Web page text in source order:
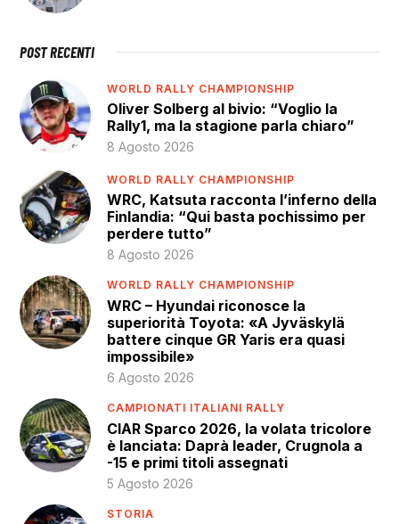
POST RECENTI
WORLD RALLY CHAMPIONSHIP
Oliver Solberg al bivio: “Voglio la
Rally1, ma la stagione parla chiaro”
8 Agosto 2026
WORLD RALLY CHAMPIONSHIP
WRC, Katsuta racconta l’inferno della
Finlandia: “Qui basta pochissimo per
perdere tutto”
8 Agosto 2026
WORLD RALLY CHAMPIONSHIP
WRC – Hyundai riconosce la
superiorità Toyota: «A Jyväskylä
battere cinque GR Yaris era quasi
impossibile»
6 Agosto 2026
CAMPIONATI ITALIANI RALLY
CIAR Sparco 2026, la volata tricolore
è lanciata: Daprà leader, Crugnola a
-15 e primi titoli assegnati
5 Agosto 2026
STORIA